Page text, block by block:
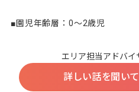
■園児年齢層：0～2歳児
エリア担当アドバイ
詳しい話を聞い